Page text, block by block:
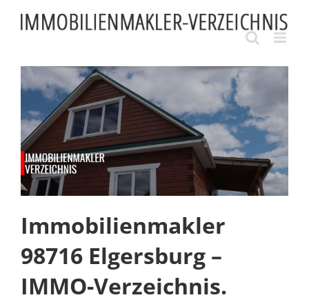
content
Immobilienmakler
98716 Elgersburg –
IMMO-Verzeichnis.